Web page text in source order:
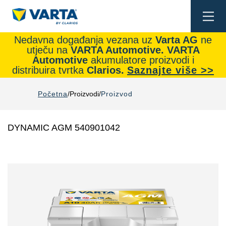
Nedavna događanja vezana uz Varta AG ne
utječu na VARTA Automotive. VARTA
Automotiveakumulatore proizvodi i
distribuira tvrtka Clarios. Saznajte više >>
Početna Proizvodi Proizvod
DYNAMIC AGM 540901042